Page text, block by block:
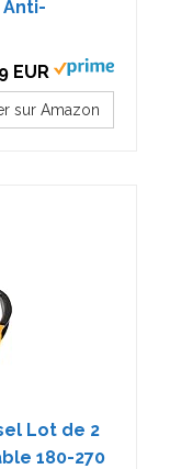
EUR
sur Amazon
Lot de 2
180-270